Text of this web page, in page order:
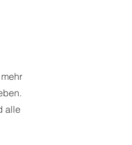
alle